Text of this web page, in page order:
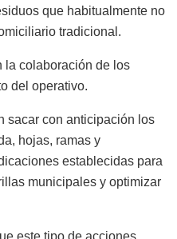
que habitualmente no
tradicional.
la colaboración de los
del operativo.
sacar con anticipación los
hojas, ramas y
establecidas para
municipales y optimizar
este tipo de acciones